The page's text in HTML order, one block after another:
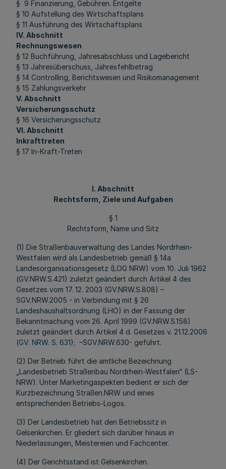
§ 9 Finanzierung, Gebühren. Entgelte
§ 10 Aufstellung des Wirtschaftsplans
§ 11 Ausführung des Wirtschaftsplans
IV. Abschnitt
Rechnungswesen
§ 12 Buchführung, Jahresabschluss und Lagebericht
§ 13 Jahresüberschuss, Jahresfehlbetrag
§ 14 Controlling, Berichtswesen und Risikomanagement
§ 15 Zahlungsverkehr
V. Abschnitt
Versicherungsschutz
§ 16 Versicherungsschutz
VI. Abschnitt
Inkrafttreten
§ 17 In-Kraft-Treten
I. Abschnitt
Rechtsform, Ziele und Aufgaben
§ 1
Rechtsform, Name und Sitz
(1) Die Straßenbauverwaltung des Landes Nordrhein-
Westfalen wird als Landesbetrieb gemäß § 14a
Landesorganisationsgesetz (LOG NRW) vom 10. Juli 1962
(GV.NRW.S.421) zuletzt geändert durch Artikel 4 des
Gesetzes vom 17. 12. 2003 (GV.NRW.S.808) –
SGV.NRW.2005 - in Verbindung mit § 26
Landeshaushaltsordnung (LHO) in der Fassung der
Bekanntmachung vom 26. April 1999 (GV.NRW.S.158)
zuletzt geändert durch Artikel 4 d. Gesetzes v. 21.12.2006
(GV. NRW. S. 631); –SGV.NRW.630- geführt.
(2) Der Betrieb führt die amtliche Bezeichnung
„Landesbetrieb Straßenbau Nordrhein-Westfalen“ (LS-
NRW). Unter Marketingaspekten bedient er sich der
Kurzbezeichnung Straßen.NRW und eines
entsprechenden Betriebs-Logos.
(3) Der Landesbetrieb hat den Betriebssitz in
Gelsenkirchen. Er gliedert sich darüber hinaus in
Niederlassungen, Meistereien und Fachcenter.
(4) Der Gerichtsstand ist Gelsenkirchen.